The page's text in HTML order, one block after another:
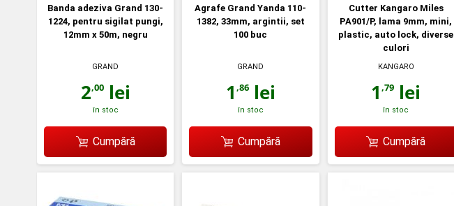
Banda adeziva Grand 130-
1224, pentru sigilat pungi,
12mm x 50m, negru
GRAND
2,00lei
în stoc
Cumpără
Agrafe Grand Yanda 110-
1382, 33mm, argintii, set
100 buc
GRAND
1 ,86lei
în stoc
Cumpără
Cutter Kangaro Miles
PA901/P, lama 9mm, mini,
plastic, auto lock, diverse
culori
KANGARO
1,79 lei
în stoc
Cumpără